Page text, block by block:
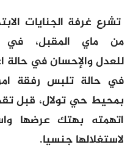
تشرع غرفة الجنايات
من ماي المقبل، في
للعدل والإحسان في
في حالة تلبس رفقة
بمحيط حي تولال، قبل
اتهمته بهتك عرضها
لاستغلالها جنسيا.